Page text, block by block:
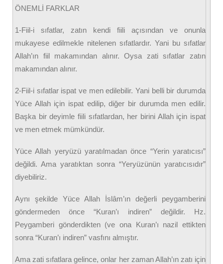
ÖNEMLİ FARKLAR
1-Fiil-i sıfatlar, zatın kendi fiili açısından ve onunla
mukayese edilmekle nitelenen sıfatlardır. Yani bu sıfatlar
Allah’ın fiil makamından alınır. Oysa zati sıfatlar zatın
makamından alınır.
2-Fiil-i sıfatlar ispat ve men edilebilir. Yani belli bir durumda
Yüce Allah için ispat edilip, diğer bir durumda men edilir.
Başka bir deyimle fiili sıfatlardan, her birini Allah için ispat
ve men etmek mümkündür.
Yüce Allah yeryüzü yaratılmadan önce “Yerin yaratıcısı”
değildi. Ama yaratıktan sonra “Yeryüzünün yaratıcısıdır”
diyebiliriz.
Aynı şekilde Yüce Allah İslâm’ın değerli peygamberini
göndermeden önce “Kuran’ı indiren” değildir. Hz.
Peygamberi gönderdikten (ve ona Kuran’ı nazil ettikten
sonra “Kuran’ı indiren” vasfını almıştır.
Ama zati sıfatlara gelince, onlar her zaman Allah’ın zatı için